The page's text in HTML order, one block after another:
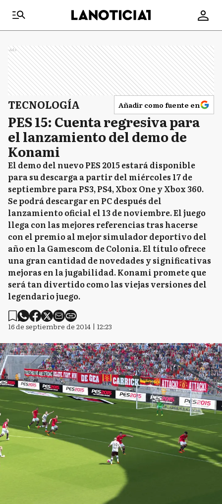
Ads
TECNOLOGÍA Añadir como fuente en
PES 15: Cuenta regresiva para
el lanzamiento del demo de
Konami
El demo del nuevo PES 2015 estará disponible
para su descarga a partir del miércoles 17 de
septiembre para PS3, PS4, Xbox One y Xbox 360.
Se podrá descargar en PC después del
lanzamiento oficial el 13 de noviembre. El juego
llega con las mejores referencias tras hacerse
con el premio al mejor simulador deportivo del
año en la Gamescom de Colonia. El título ofrece
una gran cantidad de novedades y significativas
mejoras en la jugabilidad. Konami promete que
será tan divertido como las viejas versiones del
legendario juego.
16 de septiembre de 2014 | 12:23